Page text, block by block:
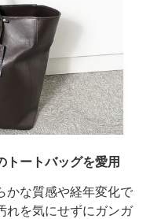
トートバッグを愛用
かな質感や経年変化で
れを気にせずにガンガ